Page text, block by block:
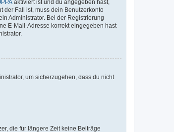
aktiviert ist und du angegeben hast,
der Fall ist, muss dein Benutzerkonto
Administrator. Bei der Registrierung
E-Mail-Adresse korrekt eingegeben hast
um sicherzugehen, dass du nicht
die für längere Zeit keine Beiträge